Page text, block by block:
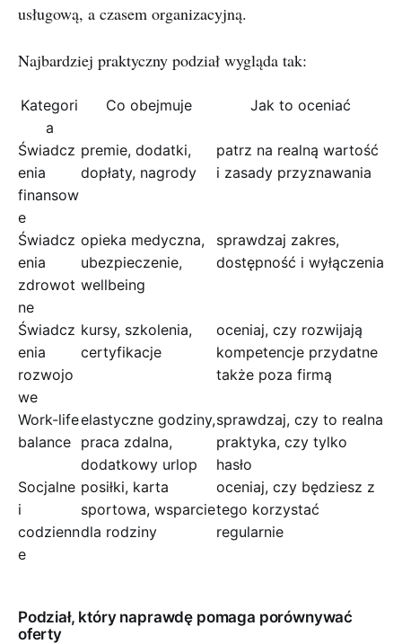
usługową, a czasem organizacyjną.
Najbardziej praktyczny podział wygląda tak:
Kategori
a
Co obejmuje Jak to oceniać
Świadcz
enia
finansow
e
premie, dodatki,
dopłaty, nagrody
patrz na realną wartość
i zasady przyznawania
Świadcz
enia
zdrowot
ne
opieka medyczna,
ubezpieczenie,
wellbeing
sprawdzaj zakres,
dostępność i wyłączenia
Świadcz
enia
rozwojo
we
kursy, szkolenia,
certyfikacje
oceniaj, czy rozwijają
kompetencje przydatne
także poza firmą
Work-life
balance
elastyczne godziny,
praca zdalna,
dodatkowy urlop
sprawdzaj, czy to realna
praktyka, czy tylko
hasło
Socjalne
i
codzienn
e
posiłki, karta
sportowa, wsparcie
dla rodziny
oceniaj, czy będziesz z
tego korzystać
regularnie
Podział, który naprawdę pomaga porównywać
oferty